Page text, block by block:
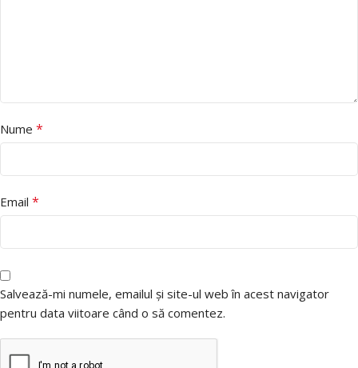
Nume *
Email *
Salvează-mi numele, emailul și site-ul web în acest navigator
pentru data viitoare când o să comentez.